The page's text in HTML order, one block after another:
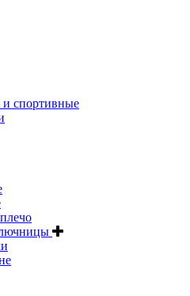
спортивные